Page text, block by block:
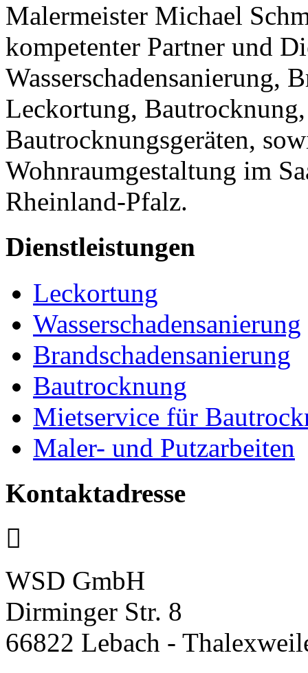
Malermeister Michael
kompetenter Partner und
Wasserschadensanierung,
Leckortung,
Bautrocknungsgeräten,
Wohnraumgestaltung im
Rheinland-Pfalz.
Dienstleistungen
Leckortung
Wasserschadensanierung
Brandschadensanierung
Bautrocknung
Mietservice für
Maler- und Putzarbeiten
Kontaktadresse
WSD GmbH
Dirminger Str. 8
66822 Lebach -